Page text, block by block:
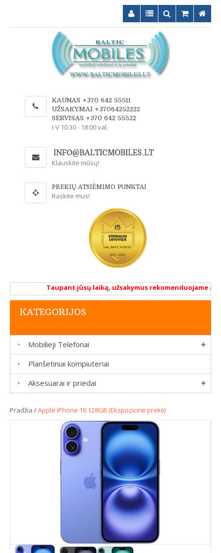
KAUNAS +370 642 55511
UŽSAKYMAI +37064252222
SERVISAS +370 642 55522
I-V 10:30 - 18:00 val.
Klauskite mūsų!
PREKIŲ ATSIĖMIMO PUNKTAI
Raskite mus!
Taupant jūsų laiką, užsakymus rekomenduojame
KATEGORIJOS
Mobilieji Telefonai
Planšetiniai kompiuteriai
Aksesuarai ir priedai
Pradžia /Apple iPhone 16 128GB (Ekspozicinė prekė)